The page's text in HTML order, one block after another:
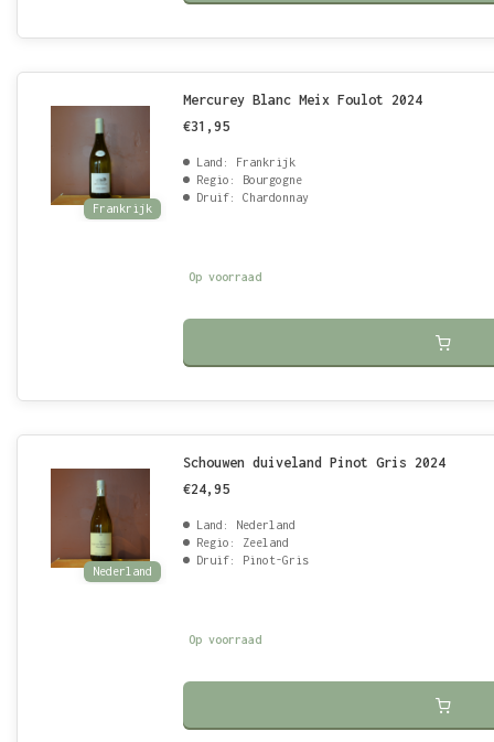
Frankrijk
Mercurey Blanc Meix Foulot 2024
€31,95
Land: Frankrijk
Regio: Bourgogne
Druif: Chardonnay
Op voorraad
Nederland
Schouwen duiveland Pinot Gris 2024
€24,95
Land: Nederland
Regio: Zeeland
Druif: Pinot-Gris
Op voorraad